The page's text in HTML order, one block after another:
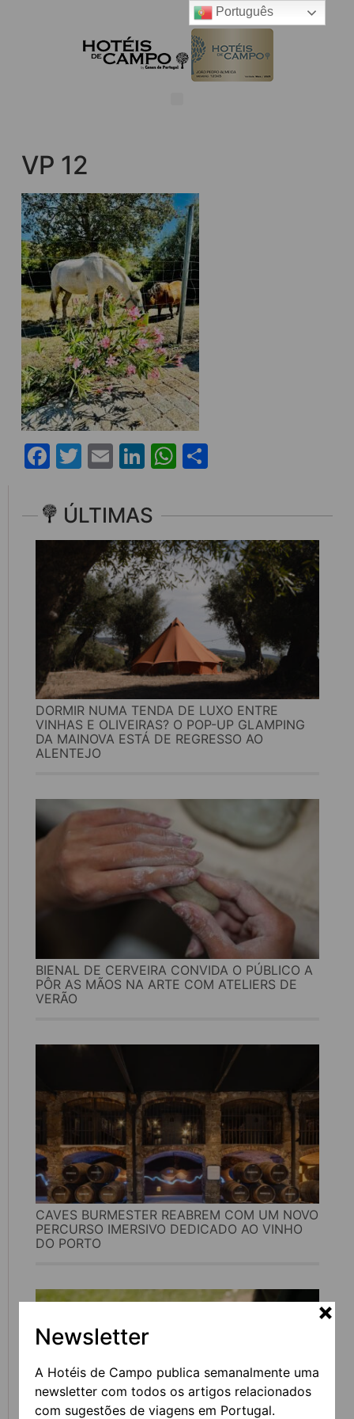
Newsletter
A Hotéis de Campo publica semanalmente uma
newsletter com todos os artigos relacionados
com sugestões de viagens em Portugal.
VP 12
Facebook
Twitter
EmailLinkedIn
WhatsApp
ÚLTIMAS
DORMIR NUMA TENDA DE LUXO ENTRE
VINHAS E OLIVEIRAS? O POP-UP GLAMPING
DA MAINOVA ESTÁ DE REGRESSO AO
ALENTEJO
BIENAL DE CERVEIRA CONVIDA O PÚBLICO A
PÔR AS MÃOS NA ARTE COM ATELIERS DE
VERÃO
CAVES BURMESTER REABREM COM UM NOVO
PERCURSO IMERSIVO DEDICADO AO VINHO
DO PORTO
Português